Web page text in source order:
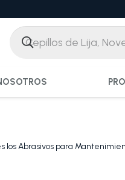
los Abrasivos para